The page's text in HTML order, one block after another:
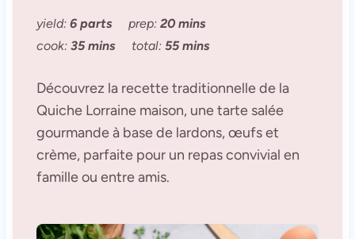
yield: 6 parts prep: 20 mins
cook: 35 mins total: 55 mins
Découvrez la recette traditionnelle de la
Quiche Lorraine maison, une tarte salée
gourmande à base de lardons, œufs et
crème, parfaite pour un repas convivial en
famille ou entre amis.